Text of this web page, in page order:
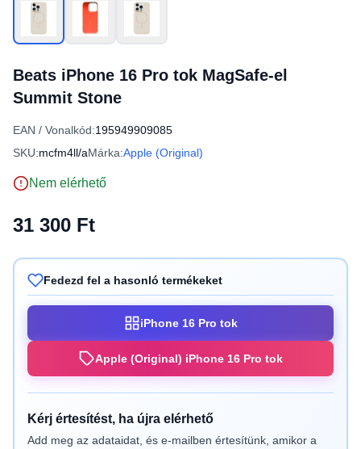
Beats iPhone 16 Pro tok MagSafe-el
Summit Stone
EAN / Vonalkód:195949909085
SKU:mcfm4ll/aMárka:Apple (Original)
Nem elérhető
31 300 Ft
Fedezd fel a hasonló termékeket
iPhone 16 Pro tok
Apple (Original) iPhone 16 Pro tok
Kérj értesítést, ha újra elérhető
Add meg az adataidat, és e-mailben értesítünk, amikor a